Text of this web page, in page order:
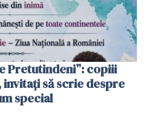
Pretutindeni”: copiii
să scrie despre
special